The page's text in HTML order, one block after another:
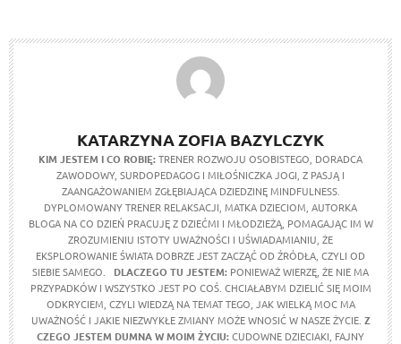
KATARZYNA ZOFIA BAZYLCZYK
KIM JESTEM I CO ROBIĘ:TRENER ROZWOJU OSOBISTEGO, DORADCA
ZAWODOWY, SURDOPEDAGOG I MIŁOŚNICZKA JOGI, Z PASJĄ I
ZAANGAŻOWANIEM ZGŁĘBIAJĄCA DZIEDZINĘ MINDFULNESS.
DYPLOMOWANY TRENER RELAKSACJI, MATKA DZIECIOM, AUTORKA
BLOGA NA CO DZIEŃ PRACUJĘ Z DZIEĆMI I MŁODZIEŻĄ, POMAGAJĄC IM W
ZROZUMIENIU ISTOTY UWAŻNOŚCI I UŚWIADAMIANIU, ŻE
EKSPLOROWANIE ŚWIATA DOBRZE JEST ZACZĄĆ OD ŹRÓDŁA, CZYLI OD
SIEBIE SAMEGO. DLACZEGO TU JESTEM: PONIEWAŻ WIERZĘ, ŻE NIE MA
PRZYPADKÓW I WSZYSTKO JEST PO COŚ. CHCIAŁABYM DZIELIĆ SIĘ MOIM
ODKRYCIEM, CZYLI WIEDZĄ NA TEMAT TEGO, JAK WIELKĄ MOC MA
UWAŻNOŚĆ I JAKIE NIEZWYKŁE ZMIANY MOŻE WNOSIĆ W NASZE ŻYCIE. Z
CZEGO JESTEM DUMNA W MOIM ŻYCIU:CUDOWNE DZIECIAKI, FAJNY